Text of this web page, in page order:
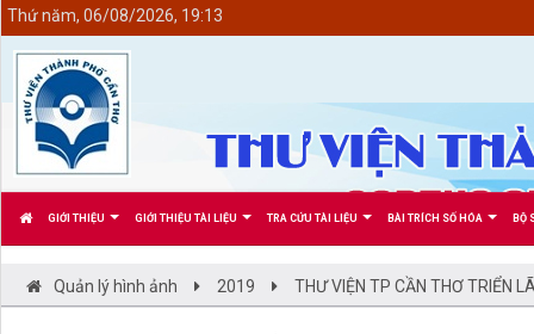
GIỚI THIỆU GIỚI THIỆU TÀI LIỆU TRA CỨU TÀI LIỆU BÀI TRÍCH SỐ HÓA BỘ
Thứ năm, 06/08/2026, 19:13
Quản lý hình ảnh 2019 THƯ VIỆN TP CẦN THƠ TRIỂN
<